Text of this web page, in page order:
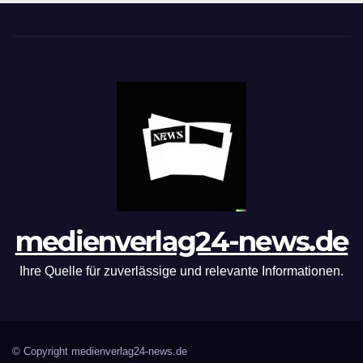
medienverlag24-news.de
Ihre Quelle für zuverlässige und relevante Informationen.
© Copyright medienverlag24-news.de